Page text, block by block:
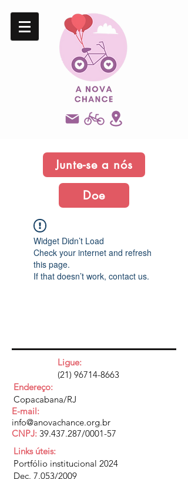
Junte-se a nós
Doe
Widget Didn’t Load
Check your internet and refresh
this page.
If that doesn’t work, contact us.
Ligue:
(21) 96714-8663
Endereço:
Copacabana/RJ
E-mail:
info@anovachance.org.br
CNPJ: 39.437.287/0001-57
Links úteis:
Portfólio institucional 2024
Dec. 7.053/2009